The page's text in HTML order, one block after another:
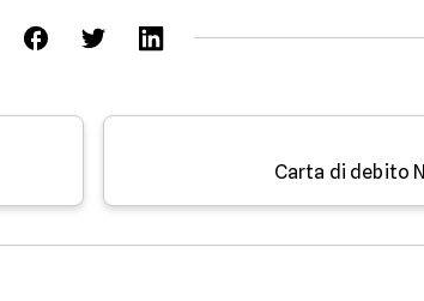
Carta di debito